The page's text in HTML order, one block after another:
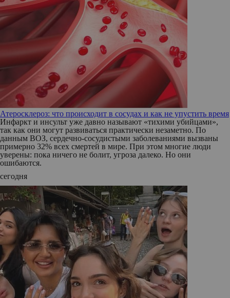
Атеросклероз: что происходит в сосудах и как не упустить время
Инфаркт и инсульт уже давно называют «тихими убийцами»,
так как они могут развиваться практически незаметно. По
данным ВОЗ, сердечно-сосудистыми заболеваниями вызваны
примерно 32% всех смертей в мире. При этом многие люди
уверены: пока ничего не болит, угроза далеко. Но они
ошибаются.
сегодня